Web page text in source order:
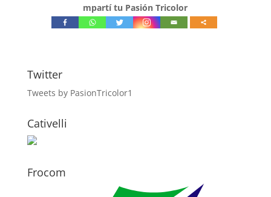
mpartí tu Pasión Tricolor
Twitter
Tweets by PasionTricolor1
Cativelli
Frocom